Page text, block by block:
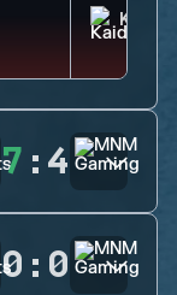
KAID
7 : 4
0 : 0